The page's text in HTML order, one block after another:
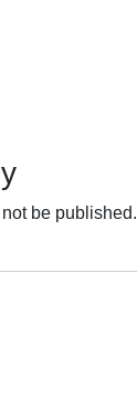
be published.